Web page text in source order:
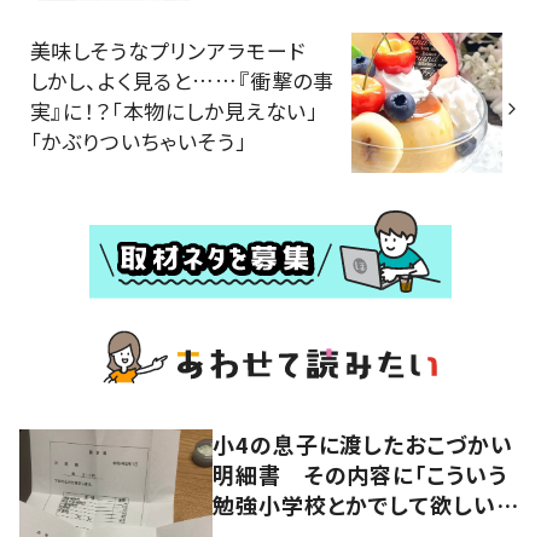
美味しそうなプリンアラモード
しかし、よく見ると……『衝撃の事
実』に！？「本物にしか見えない」
「かぶりついちゃいそう」
小4の息子に渡したおこづかい
明細書 その内容に「こういう
勉強小学校とかでして欲しい」